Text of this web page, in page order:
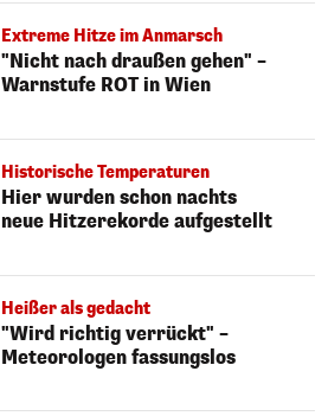
Extreme Hitze im Anmarsch
"Nicht nach draußen gehen" –
Warnstufe ROT in Wien
Historische Temperaturen
Hier wurden schon nachts
neue Hitzerekorde aufgestellt
Heißer als gedacht
"Wird richtig verrückt" –
Meteorologen fassungslos